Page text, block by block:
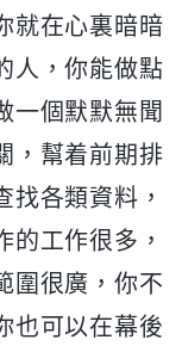
就在心裏暗暗
人，你能做點
一個默默無聞
，幫着前期排
找各類資料，
的工作很多，
圍很廣，你不
也可以在幕後